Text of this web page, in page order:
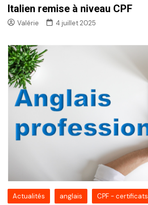
Italien remise à niveau CPF
Valérie 4 juillet 2025
Actualités anglais CPF - certificats